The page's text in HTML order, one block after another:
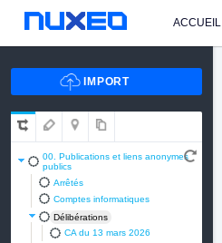
ACCUEIL
00. Publications et liens anonymes
publics
Arrêtés
Comptes informatiques
Délibérations
CA du 13 mars 2026